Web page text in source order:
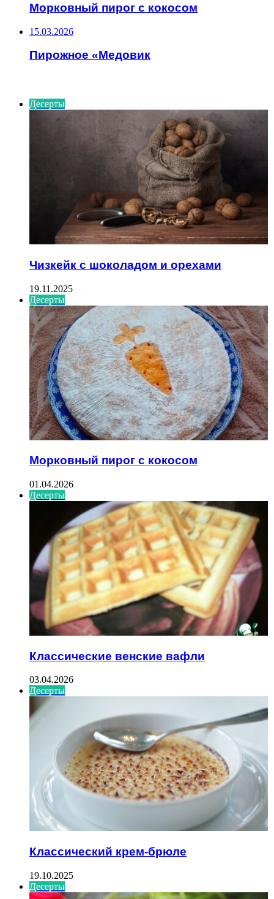
Морковный пирог с кокосом
15.03.2026
Пирожное «Медовик
Десерты
Чизкейк с шоколадом и орехами
19.11.2025
Десерты
Морковный пирог с кокосом
01.04.2026
Десерты
Классические венские вафли
03.04.2026
Десерты
Классический крем-брюле
19.10.2025
Десерты